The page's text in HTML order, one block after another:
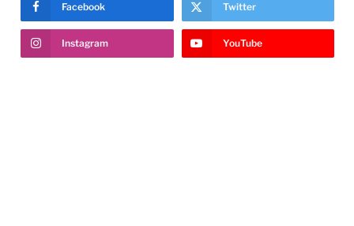
Facebook Twitter
Instagram YouTube